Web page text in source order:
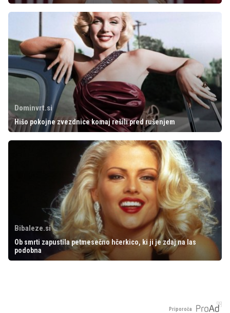
Dominvrt.si
Hišo pokojne zvezdnice komaj rešili pred rušenjem
Bibaleze.si
Ob smrti zapustila petmesečno hčerkico, ki ji je zdaj na las
podobna
Priporoča